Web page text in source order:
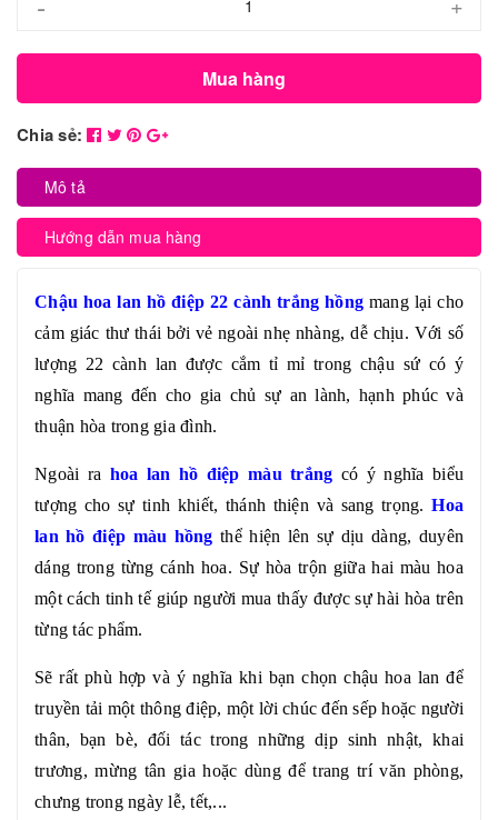
Mua hàng
Chia sẻ:
Mô tả
Hướng dẫn mua hàng
Chậu hoa lan hồ điệp 22 cành trắng hồng mang lại cho
cảm giác thư thái bởi vẻ ngoài nhẹ nhàng, dễ chịu. Với số
lượng 22 cành lan được cắm tỉ mỉ trong chậu sứ có ý
nghĩa mang đến cho gia chủ sự an lành, hạnh phúc và
thuận hòa trong gia đình.
Ngoài ra hoa lan hồ điệp màu trắng có ý nghĩa biểu
tượng cho sự tinh khiết, thánh thiện và sang trọng.Hoa
lan hồ điệp màu hồng thể hiện lên sự dịu dàng, duyên
dáng trong từng cánh hoa. Sự hòa trộn giữa hai màu hoa
một cách tinh tế giúp người mua thấy được sự hài hòa trên
từng tác phẩm.
Sẽ rất phù hợp và ý nghĩa khi bạn chọn chậu hoa lan để
truyền tải một thông điệp, một lời chúc đến sếp hoặc người
thân, bạn bè, đối tác trong những dịp sinh nhật, khai
trương, mừng tân gia hoặc dùng để trang trí văn phòng,
chưng trong ngày lễ, tết,...